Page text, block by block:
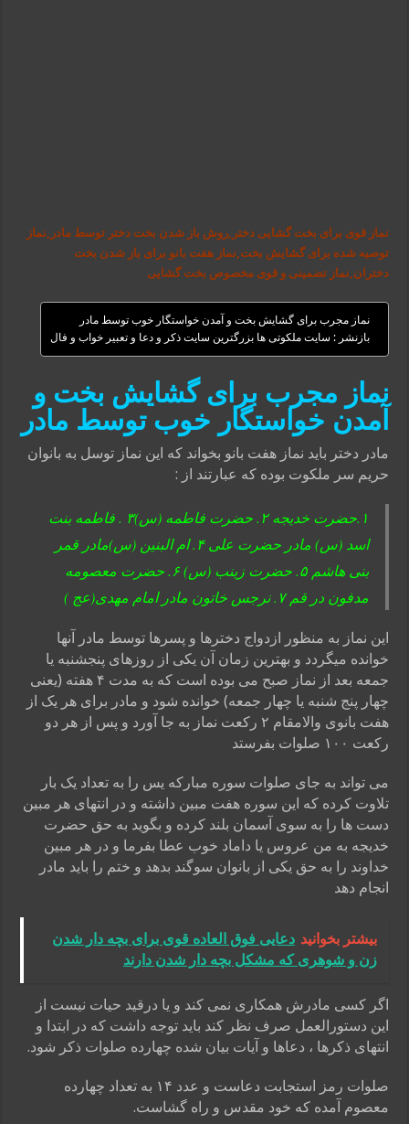
نماز قوی برای بخت گشایی دختر,روش باز شدن بخت دختر توسط مادر,نماز
توصیه شده برای گشایش بخت,نماز هفت بانو برای باز شدن بخت
دختران,نماز تضمینی و قوی مخصوص بخت گشایی
نماز مجرب برای گشایش بخت و آمدن خواستگار خوب توسط مادر
بازنشر : سایت ملکوتی ها بزرگترین سایت ذکر و دعا و تعبیر خواب و فال
نماز مجرب برای گشایش بخت و
آمدن خواستگار خوب توسط مادر
مادر دختر باید نماز هفت بانو بخواند که این نماز توسل به بانوان
حریم سر ملکوت بوده که عبارتند از :
۱.حضرت خدیجه ۲. حضرت فاطمه (س)۳ . فاطمه بنت
اسد (س) مادر حضرت علی ۴. ام البنین (س)مادر قمر
بنی هاشم ۵. حضرت زینب (س) ۶. حضرت معصومه
مدفون در قم ۷. نرجس خاتون مادر امام مهدی(عج )
این نماز به منظور ازدواج دخترها و پسرها توسط مادر آنها
خوانده میگردد و بهترین زمان آن یکی از روزهای پنجشنبه یا
جمعه بعد از نماز صبح می بوده است که به مدت ۴ هفته (یعنی
چهار پنج شنبه یا چهار جمعه) خوانده شود و مادر برای هر یک از
هفت بانوی والامقام ۲ رکعت نماز به جا آورد و پس از هر دو
رکعت ۱۰۰ صلوات بفرستد
می تواند به جای صلوات سوره مبارکه یس را به تعداد یک بار
تلاوت کرده که این سوره هفت مبین داشته و در انتهای هر مبین
دست ها را به سوی آسمان بلند کرده و بگوید به حق حضرت
خدیجه به من عروس یا داماد خوب عطا بفرما و در هر مبین
خداوند را به حق یکی از بانوان سوگند بدهد و ختم را باید مادر
انجام دهد
بیشتر بخوانید دعایی فوق العاده قوی برای بچه دار شدن
زن و شوهری که مشکل بچه دار شدن دارند
اگر کسی مادرش همکاری نمی کند و یا درقید حیات نیست از
این دستورالعمل صرف نظر کند باید توجه داشت که در ابتدا و
انتهای ذکرها ، دعاها و آیات بیان شده چهارده صلوات ذکر شود.
صلوات رمز استجابت دعاست و عدد ۱۴ به تعداد چهارده
معصوم آمده که خود مقدس و راه گشاست.